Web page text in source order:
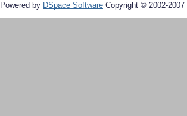
Powered by DSpace Software Copyright © 2002-2007